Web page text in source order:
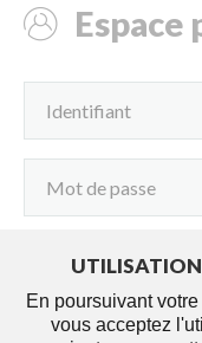
Espace
En poursuivant
vous acceptez